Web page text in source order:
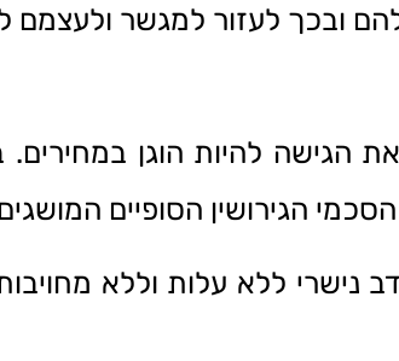
לעזור למגשר ולעצמם
הגישה להיות הוגן
הגירושין הסופיים
נישרי ללא עלות וללא